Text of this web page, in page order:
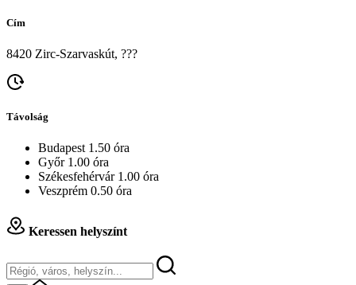
Cím
8420 Zirc-Szarvaskút, ???
Távolság
Budapest 1.50 óra
Győr 1.00 óra
Székesfehérvár 1.00 óra
Veszprém 0.50 óra
Keressen helyszínt